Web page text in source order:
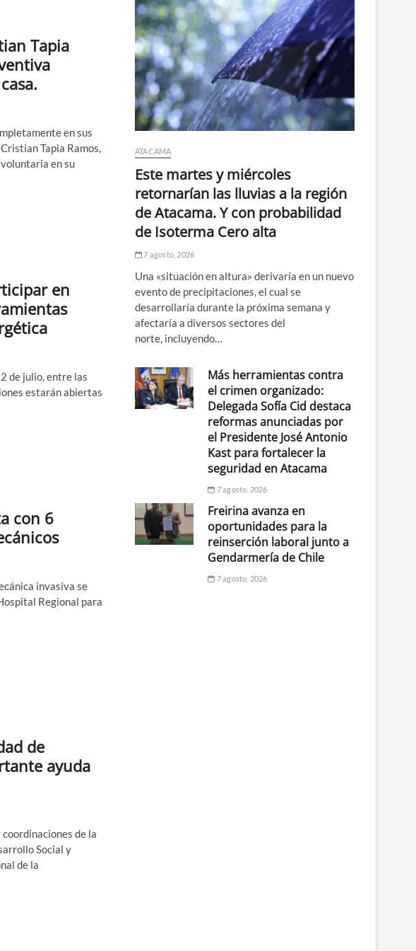
Tapia
en sus
Tapia Ramos,
en su
en
de julio, entre las
estarán abiertas
con 6
invasiva se
Regional para
de
ayuda
de la
Social y
de la
ATACAMA
Este martes y miércoles
retornarían las lluvias a la región
de Atacama. Y con probabilidad
de Isoterma Cero alta
7 agosto, 2026
Una «situación en altura» derivaría en un nuevo
evento de precipitaciones, el cual se
desarrollaría durante la próxima semana y
afectaría a diversos sectores del
norte, incluyendo…
Más herramientas contra
el crimen organizado:
Delegada Sofía Cid destaca
reformas anunciadas por
el Presidente José Antonio
Kast para fortalecer la
seguridad en Atacama
7 agosto, 2026
Freirina avanza en
oportunidades para la
reinserción laboral junto a
Gendarmería de Chile
7 agosto, 2026